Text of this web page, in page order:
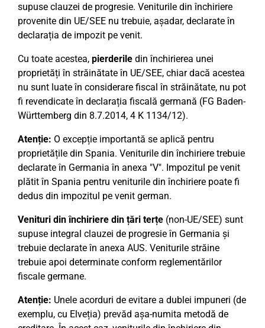
supuse clauzei de progresie. Veniturile din închiriere
provenite din UE/SEE nu trebuie, așadar, declarate în
declarația de impozit pe venit.
Cu toate acestea, pierderile din închirierea unei
proprietăți în străinătate în UE/SEE, chiar dacă acestea
nu sunt luate în considerare fiscal în străinătate, nu pot
fi revendicate în declarația fiscală germană (FG Baden-
Württemberg din 8.7.2014, 4 K 1134/12).
Atenție: O excepție importantă se aplică pentru
proprietățile din Spania. Veniturile din închiriere trebuie
declarate în Germania în anexa "V". Impozitul pe venit
plătit în Spania pentru veniturile din închiriere poate fi
dedus din impozitul pe venit german.
Venituri din închiriere din țări terțe (non-UE/SEE) sunt
supuse integral clauzei de progresie în Germania și
trebuie declarate în anexa AUS. Veniturile străine
trebuie apoi determinate conform reglementărilor
fiscale germane.
Atenție: Unele acorduri de evitare a dublei impuneri (de
exemplu, cu Elveția) prevăd așa-numita metodă de